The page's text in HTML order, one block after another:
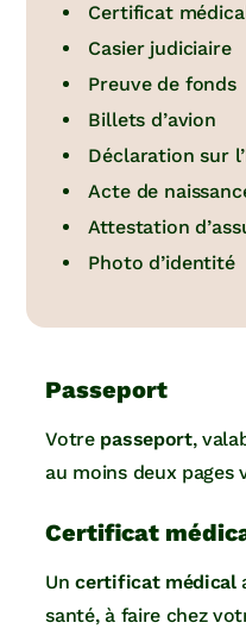
Certificat
Casier judiciaire
Preuve de fonds
Billets d’avion
Déclaration sur
Acte de
Attestation
Photo d’identité
Passeport
Votre passeport,
au moins deux pages
Certificat
Uncertificat médical
santé, à faire chez